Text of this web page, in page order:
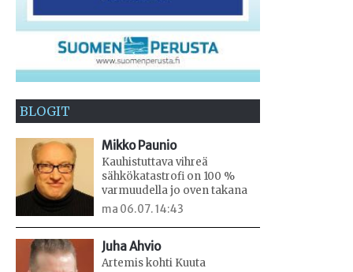
BLOGIT
Mikko Paunio
Kauhistuttava vihreä
sähkökatastrofi on 100 %
varmuudella jo oven takana
ma 06.07. 14:43
Juha Ahvio
Artemis kohti Kuuta